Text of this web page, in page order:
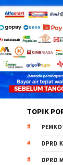
TOPIK
DPRD
DPRD